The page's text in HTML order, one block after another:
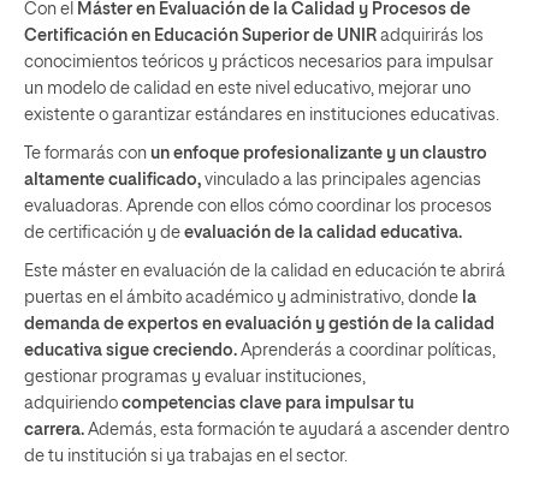
Con el Máster en Evaluación de la Calidad y Procesos de
Certificación en Educación Superior de UNIR adquirirás los
conocimientos teóricos y prácticos necesarios para impulsar
un modelo de calidad en este nivel educativo, mejorar uno
existente o garantizar estándares en instituciones educativas.
Te formarás con un enfoque profesionalizante y un claustro
altamente cualificado, vinculado a las principales agencias
evaluadoras. Aprende con ellos cómo coordinar los procesos
de certificación y de evaluación de la calidad educativa.
Este máster en evaluación de la calidad en educación te abrirá
puertas en el ámbito académico y administrativo, donde la
demanda de expertos en evaluación y gestión de la calidad
educativa sigue creciendo. Aprenderás a coordinar políticas,
gestionar programas y evaluar instituciones,
adquiriendo competencias clave para impulsar tu
carrera. Además, esta formación te ayudará a ascender dentro
de tu institución si ya trabajas en el sector.